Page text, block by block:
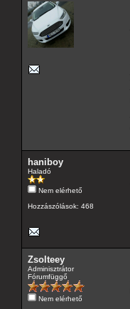
haniboy
Haladó
Nem elérhető
Hozzászólások: 468
Zsolteey
Adminisztrátor
Fórumfüggő
Nem elérhető